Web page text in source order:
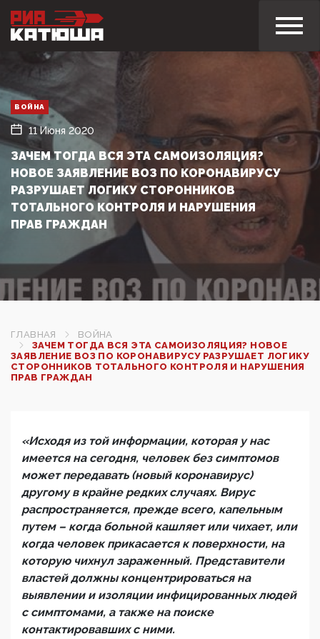
ВОЙНА
11 Июня 2020
ЗАЧЕМ ТОГДА ВСЯ ЭТА САМОИЗОЛЯЦИЯ?
НОВОЕ ЗАЯВЛЕНИЕ ВОЗ ПО КОРОНАВИРУСУ
РАЗРУШАЕТ ЛОГИКУ СТОРОННИКОВ
ТОТАЛЬНОГО КОНТРОЛЯ И НАРУШЕНИЯ
ПРАВ ГРАЖДАН
ГЛАВНАЯ
ВОЙНА
ЗАЧЕМ ТОГДА ВСЯ ЭТА САМОИЗОЛЯЦИЯ? НОВОЕ
ЗАЯВЛЕНИЕ ВОЗ ПО КОРОНАВИРУСУ РАЗРУШАЕТ ЛОГИКУ
СТОРОННИКОВ ТОТАЛЬНОГО КОНТРОЛЯ И НАРУШЕНИЯ
ПРАВ ГРАЖДАН
«Исходя из той информации, которая у нас
имеется на сегодня, человек без симптомов
может передавать (новый коронавирус)
другому в крайне редких случаях. Вирус
распространяется, прежде всего, капельным
путем – когда больной кашляет или чихает, или
когда человек прикасается к поверхности, на
которую чихнул зараженный. Представители
властей должны концентрироваться на
выявлении и изоляции инфицированных людей
с симптомами, а также на поиске
контактировавших с ними.